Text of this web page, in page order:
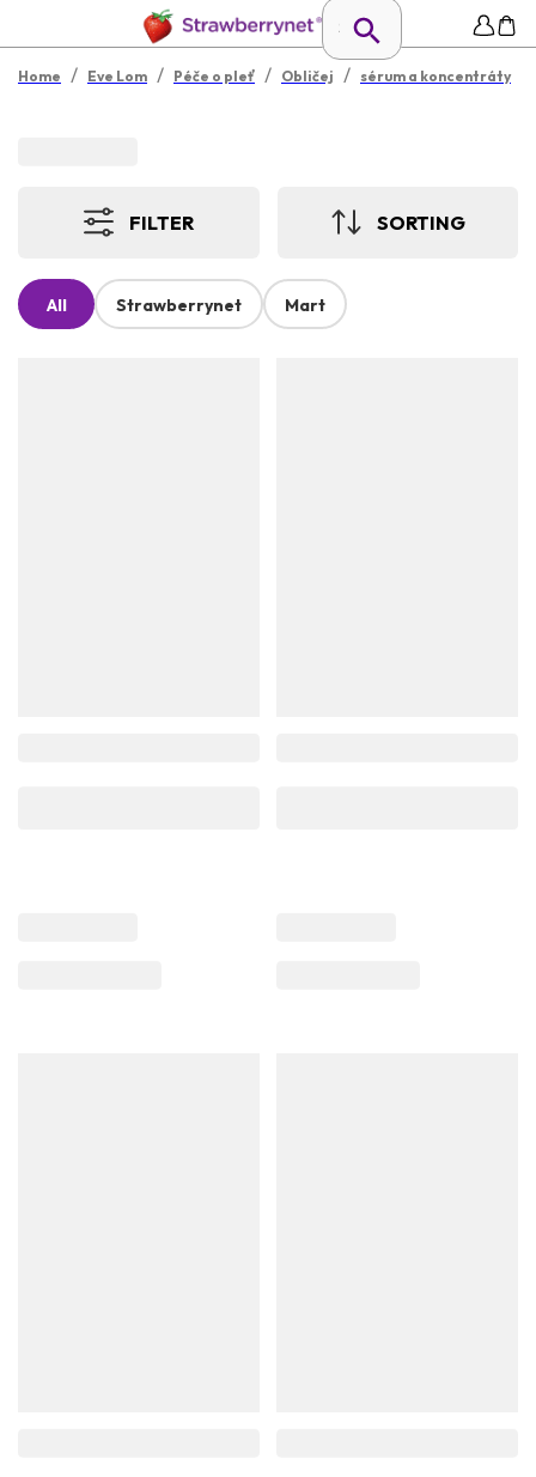
Home / Eve Lom / Péče o pleť / Obličej / sérum a koncentráty
FILTER SORTING
All Strawberrynet Mart